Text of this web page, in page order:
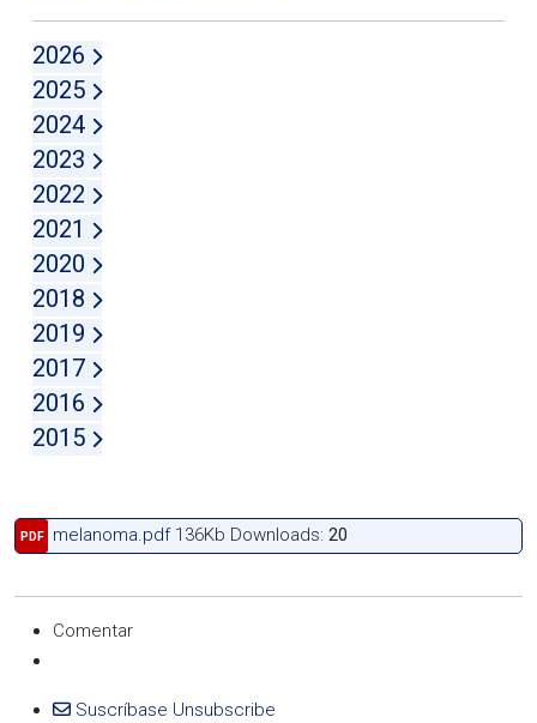
2026
2025
2024
2023
2022
2021
2020
2018
2019
2017
2016
2015
PDF melanoma.pdf 136Kb Downloads:20
Comentar
Suscríbase Unsubscribe